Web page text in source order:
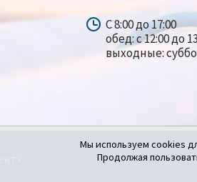
Мы используем cookies
Продолжая
С 8:00 до 17:00
обед: с 12:00 до
выходные: